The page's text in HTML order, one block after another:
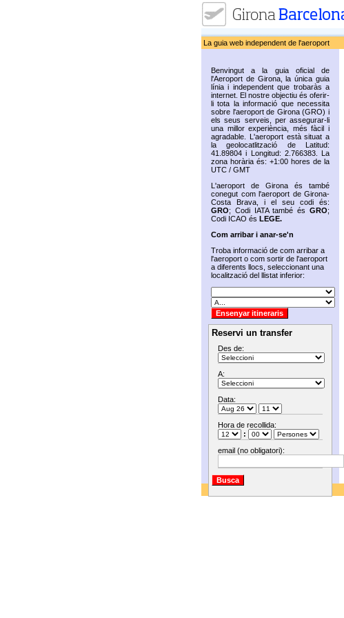
La guia web independent de l'aeroport
Benvingut a la guia oficial de
l'Aeroport de Girona, la única guia
línia i independent que trobaràs a
internet. El nostre objectiu és oferir-
li tota la informació que necessita
sobre l'aeroport de Girona (GRO) i
els seus serveis, per assegurar-li
una millor experiència, més fàcil i
agradable. L'aeroport està situat a
la geolocatlització de Latitud:
41.89804 i Longitud: 2.766383. La
zona horària és: +1:00 hores de la
UTC / GMT
L'aeroport de Girona és també
conegut com l'aeroport de Girona-
Costa Brava, i el seu codi és:
GRO; Codi IATA també és GRO;
Codi ICAO és LEGE.
Com arribar i anar-se'n
Troba informació de com arribar a
l'aeroport o com sortir de l'aeroport
a diferents llocs, seleccionant una
localització del llistat inferior:
Reservi un transfer
Des de:
A:
Data:
Hora de recollida:
:
email (no obligatori):